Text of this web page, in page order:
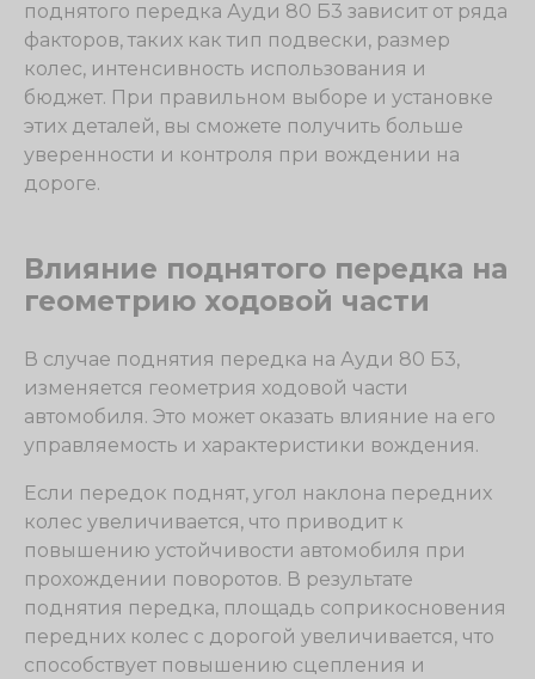
поднятого передка Ауди 80 Б3 зависит от ряда
факторов, таких как тип подвески, размер
колес, интенсивность использования и
бюджет. При правильном выборе и установке
этих деталей, вы сможете получить больше
уверенности и контроля при вождении на
дороге.
Влияние поднятого передка на
геометрию ходовой части
В случае поднятия передка на Ауди 80 Б3,
изменяется геометрия ходовой части
автомобиля. Это может оказать влияние на его
управляемость и характеристики вождения.
Если передок поднят, угол наклона передних
колес увеличивается, что приводит к
повышению устойчивости автомобиля при
прохождении поворотов. В результате
поднятия передка, площадь соприкосновения
передних колес с дорогой увеличивается, что
способствует повышению сцепления и